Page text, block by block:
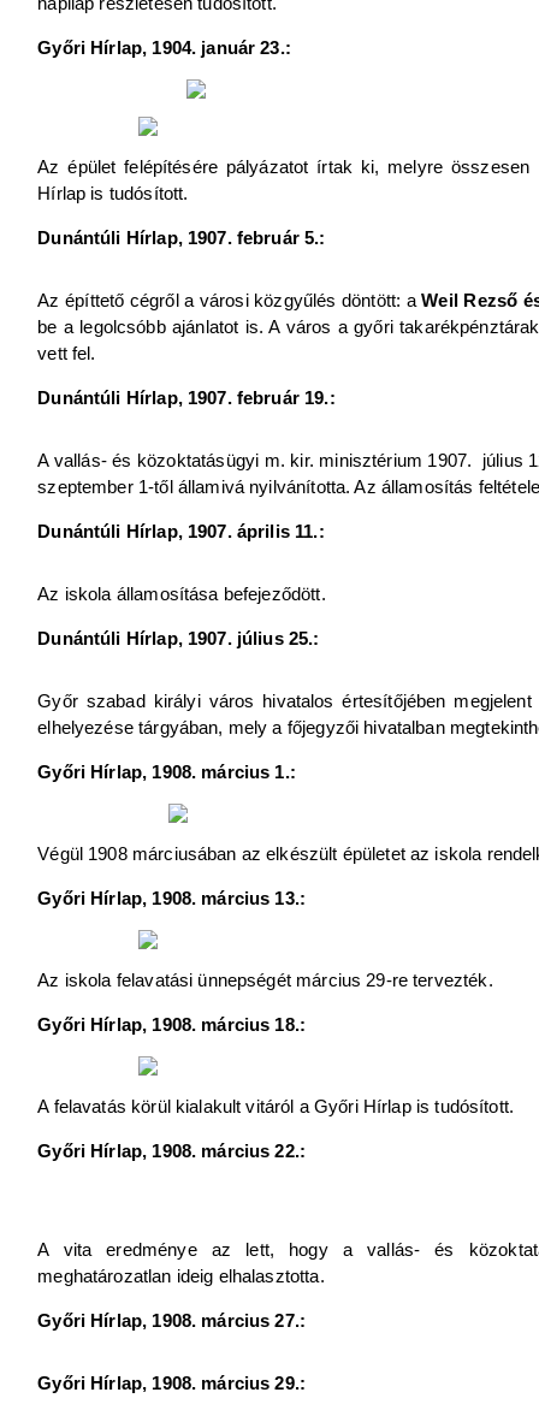
Győri Hírlap, 1904. január 23.:
Az épület felépítésére pályázatot írtak ki, melyre
Hírlap is tudósított.
Dunántúli Hírlap, 1907. február 5.:
Az építtető cégről a városi közgyűlés döntött: aWeil Rezső
be a legolcsóbb ajánlatot is. A város a győri
vett fel.
Dunántúli Hírlap, 1907. február 19.:
A vallás- és közoktatásügyi m. kir. minisztérium 1907. július
szeptember 1-től államivá nyilvánította. Az államosítás
Dunántúli Hírlap, 1907. április 11.:
Az iskola államosítása befejeződött.
Dunántúli Hírlap, 1907. július 25.:
Győr szabad királyi város hivatalos értesítőjében
elhelyezése tárgyában, mely a főjegyzői hivatalban
Győri Hírlap, 1908. március 1.:
Végül 1908 márciusában az elkészült épületet az iskola
Győri Hírlap, 1908. március 13.:
Az iskola felavatási ünnepségét március 29-re tervezték.
Győri Hírlap, 1908. március 18.:
A felavatás körül kialakult vitáról a Győri Hírlap is tudósított.
Győri Hírlap, 1908. március 22.:
A vita eredménye az lett, hogy a vallás- és
meghatározatlan ideig elhalasztotta.
Győri Hírlap, 1908. március 27.:
Győri Hírlap, 1908. március 29.: